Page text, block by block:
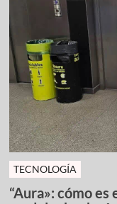
TECNOLOGÍA
“Aura»: cómo